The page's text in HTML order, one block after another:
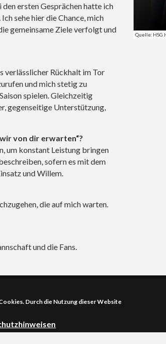
ersten Gesprächen hatte ich
sehe hier die Chance, mich
gemeinsame Ziele verfolgt und
verlässlicher Rückhalt im Tor
und mich stetig zu
spielen. Gleichzeitig
gegenseitige Unterstützung,
von dir erwarten“?
um konstant Leistung bringen
sofern es mit dem
und Willem.
die auf mich warten.
und die Fans.
Quelle: HSG
Start
Durch die Nutzung dieser Website